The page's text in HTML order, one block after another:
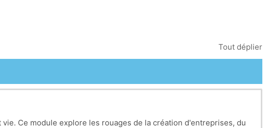
Tout déplier
Ce module explore les rouages de la création d'entreprises, du